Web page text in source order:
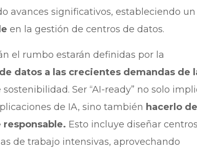
avances significativos, estableciendo un
en la gestión de centros de datos.
el rumbo estarán definidas por la
datos a las crecientes demandas de
Ser “AI-ready” no solo
de IA, sino también hacerlo de
Esto incluye diseñar
de trabajo intensivas, aprovechando